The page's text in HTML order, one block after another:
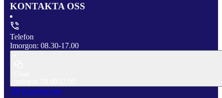
KONTAKTA OSS
Telefon
Imorgon: 08.30-17.00
Till Kundservice